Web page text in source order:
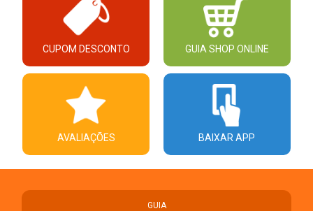
CUPOM DESCONTO GUIA SHOP ONLINE
AVALIAÇÕES BAIXAR APP
GUIA